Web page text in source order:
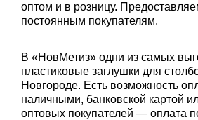
оптом и в розницу.
постоянным покупателям.
В «НовМетиз» одни из самых
пластиковые заглушки для
Новгороде. Есть возможность
наличными, банковской картой
оптовых покупателей — оплата